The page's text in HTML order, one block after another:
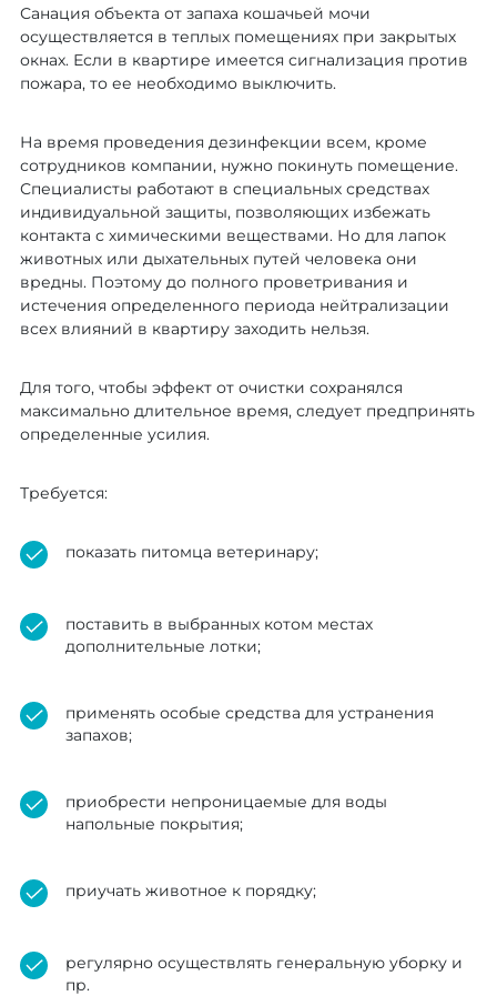
Санация объекта от запаха кошачьей мочи
осуществляется в теплых помещениях при закрытых
окнах. Если в квартире имеется сигнализация против
пожара, то ее необходимо выключить.
На время проведения дезинфекции всем, кроме
сотрудников компании, нужно покинуть помещение.
Специалисты работают в специальных средствах
индивидуальной защиты, позволяющих избежать
контакта с химическими веществами. Но для лапок
животных или дыхательных путей человека они
вредны. Поэтому до полного проветривания и
истечения определенного периода нейтрализации
всех влияний в квартиру заходить нельзя.
Для того, чтобы эффект от очистки сохранялся
максимально длительное время, следует предпринять
определенные усилия.
Требуется:
показать питомца ветеринару;
поставить в выбранных котом местах
дополнительные лотки;
применять особые средства для устранения
запахов;
приобрести непроницаемые для воды
напольные покрытия;
приучать животное к порядку;
регулярно осуществлять генеральную уборку и
пр.